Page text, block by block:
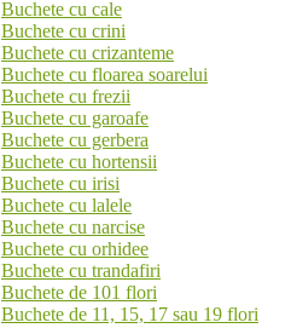
Buchete cu cale
Buchete cu crini
Buchete cu crizanteme
Buchete cu floarea soarelui
Buchete cu frezii
Buchete cu garoafe
Buchete cu gerbera
Buchete cu hortensii
Buchete cu irisi
Buchete cu lalele
Buchete cu narcise
Buchete cu orhidee
Buchete cu trandafiri
Buchete de 101 flori
Buchete de 11, 15, 17 sau 19 flori